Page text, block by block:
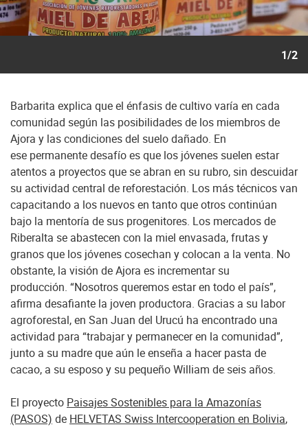
1/2
Barbarita explica que el énfasis de cultivo varía en cada
comunidad según las posibilidades de los miembros de
Ajora y las condiciones del suelo dañado. En
ese permanente desafío es que los jóvenes suelen estar
atentos a proyectos que se abran en su rubro, sin descuidar
su actividad central de reforestación. Los más técnicos van
capacitando a los nuevos en tanto que otros continúan
bajo la mentoría de sus progenitores. Los mercados de
Riberalta se abastecen con la miel envasada, frutas y
granos que los jóvenes cosechan y colocan a la venta. No
obstante, la visión de Ajora es incrementar su
producción. “Nosotros queremos estar en todo el país”,
afirma desafiante la joven productora. Gracias a su labor
agroforestal, en San Juan del Urucú ha encontrado una
actividad para “trabajar y permanecer en la comunidad”,
junto a su madre que aún le enseña a hacer pasta de
cacao, a su esposo y su pequeño William de seis años.
El proyecto Paisajes Sostenibles para la Amazonías
(PASOS) de HELVETAS Swiss Intercooperation en Bolivia,